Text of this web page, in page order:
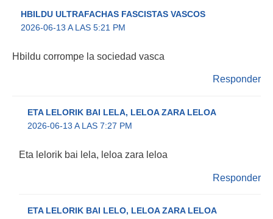
HBILDU ULTRAFACHAS FASCISTAS VASCOS
2026-06-13 A LAS 5:21 PM
Hbildu corrompe la sociedad vasca
Responder
ETA LELORIK BAI LELA, LELOA ZARA LELOA
2026-06-13 A LAS 7:27 PM
Eta lelorik bai lela, leloa zara leloa
Responder
ETA LELORIK BAI LELO, LELOA ZARA LELOA